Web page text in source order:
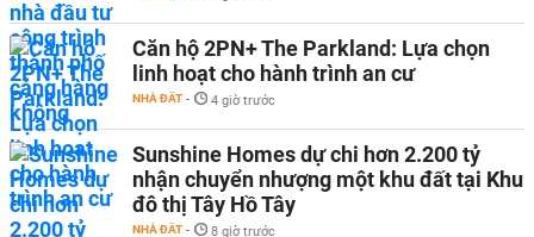
Căn hộ 2PN+ The Parkland: Lựa chọn
linh hoạt cho hành trình an cư
NHÀ ĐẤT - 4 giờ trước
Sunshine Homes dự chi hơn 2.200 tỷ
nhận chuyển nhượng một khu đất tại Khu
đô thị Tây Hồ Tây
NHÀ ĐẤT - 8 giờ trước